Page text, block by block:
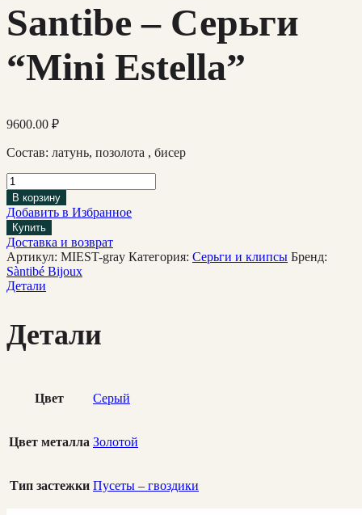
Santibe – Серьги
“Mini Estella”
9600.00 ₽
Состав: латунь, позолота , бисер
В корзину
Добавить в Избранное
Купить
Доставка и возврат
Артикул: MIEST-gray Категория: Cерьги и клипсы Бренд:
Sàntibé Bijoux
Детали
Детали
Цвет Серый
Цвет металла Золотой
Тип застежки Пусеты – гвоздики